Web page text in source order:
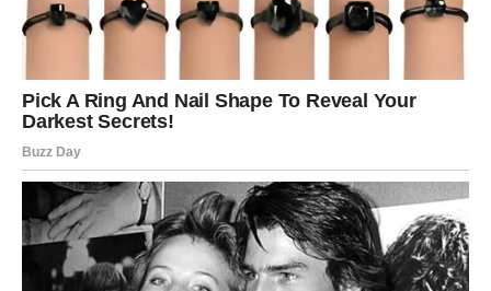
Strahovi, nesigurnosti i razočaranja koja su vas pratila
polako ostaju iza vas. Konačno ćete osjetiti da imate
snagu da ostvarite ono što želite i da vas ništa više ne
može zaustaviti.
Zvijezde vam donose novu energiju, motivaciju i osjećaj
da ulazite u mnogo ljepšu životnu fazu.
Sreća vam dolazi onda kada ste